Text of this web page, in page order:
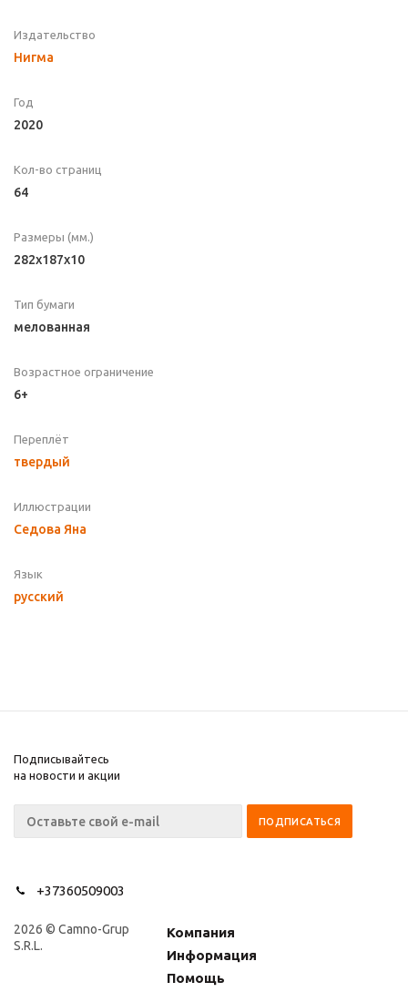
Издательство
Нигма
Год
2020
Кол-во страниц
64
Размеры (мм.)
282x187x10
Тип бумаги
мелованная
Возрастное ограничение
6+
Переплёт
твердый
Иллюстрации
Седова Яна
Язык
русский
Подписывайтесь
на новости и акции
+37360509003
2026 © Camno-Grup
S.R.L.
Компания
Информация
Помощь